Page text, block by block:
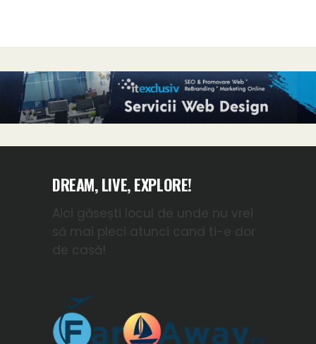
DREAM, LIVE, EXPLORE!
Aici găsești locul de unde nu vrei
să mai pleci atunci cand ti-e dor
de casă!